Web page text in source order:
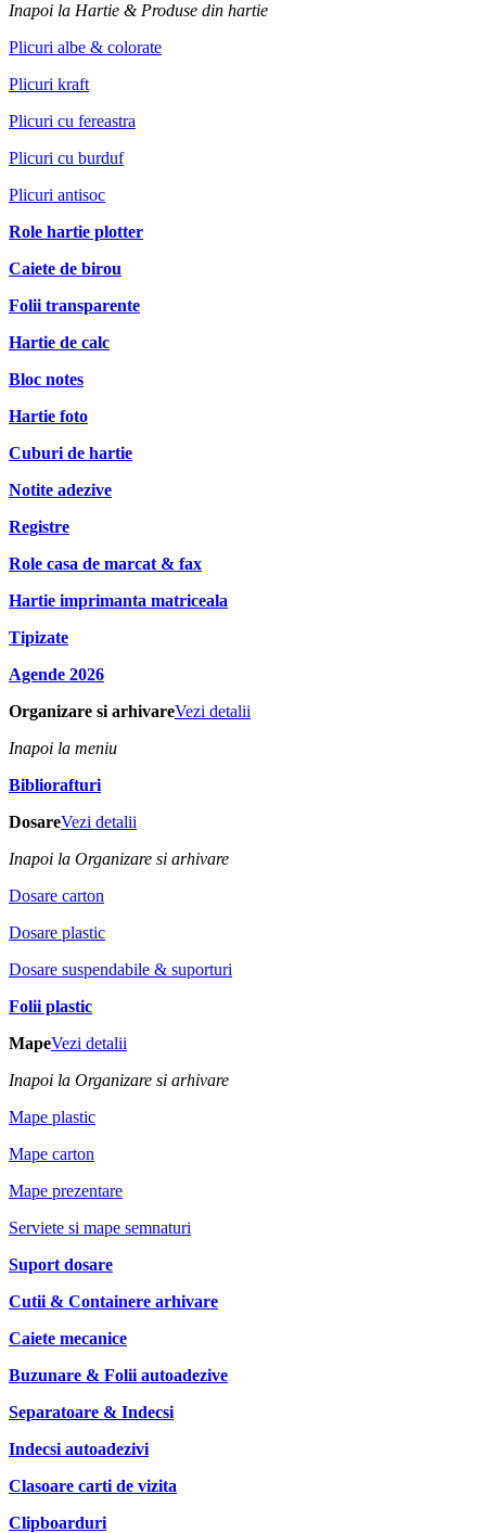
Inapoi la Hartie & Produse din hartie
Plicuri albe & colorate
Plicuri kraft
Plicuri cu fereastra
Plicuri cu burduf
Plicuri antisoc
Role hartie plotter
Caiete de birou
Folii transparente
Hartie de calc
Bloc notes
Hartie foto
Cuburi de hartie
Notite adezive
Registre
Role casa de marcat & fax
Hartie imprimanta matriceala
Tipizate
Agende 2026
Organizare si arhivareVezi detalii
Inapoi la meniu
Bibliorafturi
DosareVezi detalii
Inapoi la Organizare si arhivare
Dosare carton
Dosare plastic
Dosare suspendabile & suporturi
Folii plastic
MapeVezi detalii
Inapoi la Organizare si arhivare
Mape plastic
Mape carton
Mape prezentare
Serviete si mape semnaturi
Suport dosare
Cutii & Containere arhivare
Caiete mecanice
Buzunare & Folii autoadezive
Separatoare & Indecsi
Indecsi autoadezivi
Clasoare carti de vizita
Clipboarduri